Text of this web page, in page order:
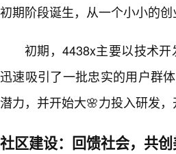
初期阶段诞生，从一个小小的
初期，4438x主要以技术
迅速吸引了一批忠实的用户群
潜力，并开始大🌸力投入研发
社区建设：回馈社会，共